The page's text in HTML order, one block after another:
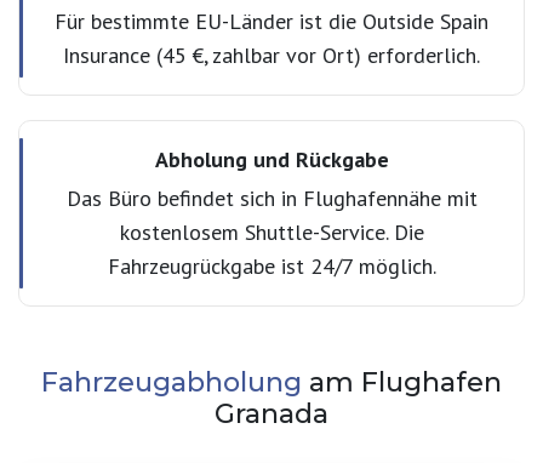
Für bestimmte EU-Länder ist die Outside Spain
Insurance (45 €, zahlbar vor Ort) erforderlich.
Abholung und Rückgabe
Das Büro befindet sich in Flughafennähe mit
kostenlosem Shuttle-Service. Die
Fahrzeugrückgabe ist 24/7 möglich.
Fahrzeugabholung am Flughafen
Granada